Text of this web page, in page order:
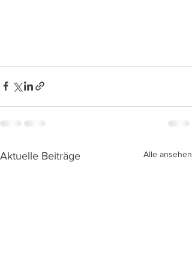
Aktuelle Beiträge Alle ansehen